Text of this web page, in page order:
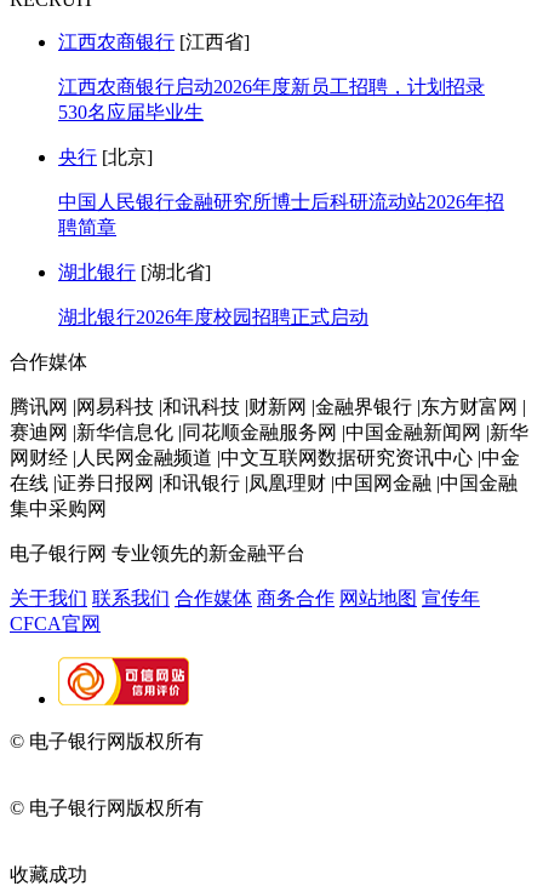
江西农商银行 [江西省]
江西农商银行启动2026年度新员工招聘，计划招录
530名应届毕业生
央行 [北京]
中国人民银行金融研究所博士后科研流动站2026年招
聘简章
湖北银行 [湖北省]
湖北银行2026年度校园招聘正式启动
合作媒体
腾讯网 |网易科技 |和讯科技 |财新网 |金融界银行 |东方财富网 |
赛迪网 |新华信息化 |同花顺金融服务网 |中国金融新闻网 |新华
网财经 |人民网金融频道 |中文互联网数据研究资讯中心 |中金
在线 |证券日报网 |和讯银行 |凤凰理财 |中国网金融 |中国金融
集中采购网
电子银行网 专业领先的新金融平台
关于我们 联系我们 合作媒体 商务合作 网站地图 宣传年
CFCA官网
© 电子银行网版权所有
© 电子银行网版权所有
收藏成功